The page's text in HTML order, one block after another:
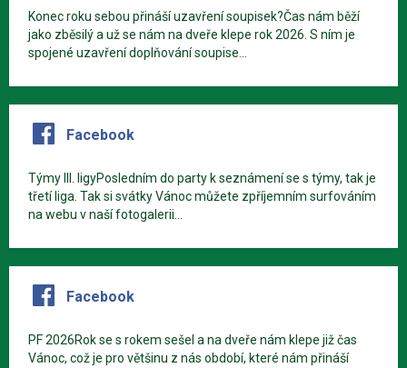
Konec roku sebou přináší uzavření soupisek?Čas nám běží
jako zběsilý a už se nám na dveře klepe rok 2026. S ním je
spojené uzavření doplňování soupise...
Facebook
Týmy III. ligyPosledním do party k seznámení se s týmy, tak je
třetí liga. Tak si svátky Vánoc můžete zpříjemním surfováním
na webu v naší fotogalerii...
Facebook
PF 2026Rok se s rokem sešel a na dveře nám klepe již čas
Vánoc, což je pro většinu z nás období, které nám přináší